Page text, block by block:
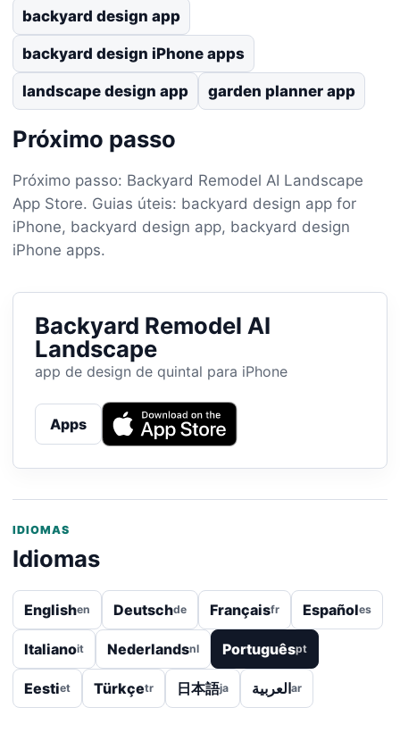
backyard design app
backyard design iPhone apps
landscape design app garden planner app
Próximo passo
Próximo passo: Backyard Remodel AI Landscape
App Store. Guias úteis: backyard design app for
iPhone, backyard design app, backyard design
iPhone apps.
Backyard Remodel AI
Landscape
app de design de quintal para iPhone
Apps
IDIOMAS
Idiomas
Englishen Deutschde Françaisfr Españoles
Italianoit Nederlandsnl Portuguêspt
Eestiet Türkçetr 日本語ja العربيةar